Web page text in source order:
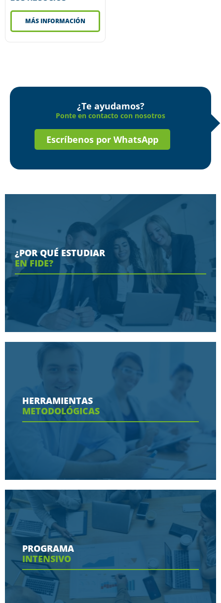
MÁS INFORMACIÓN
¿Te ayudamos?
Ponte en contacto con nosotros
Escríbenos por WhatsApp
¿POR QUÉ ESTUDIAR
EN FIDE?
Conoce aquí las razones porque nos eligen
Ver más
HERRAMIENTAS
METODOLÓGICAS
Conoce aquí las herramientas con las que
contaras en tu programa
Ver más
PROGRAMA
INTENSIVO